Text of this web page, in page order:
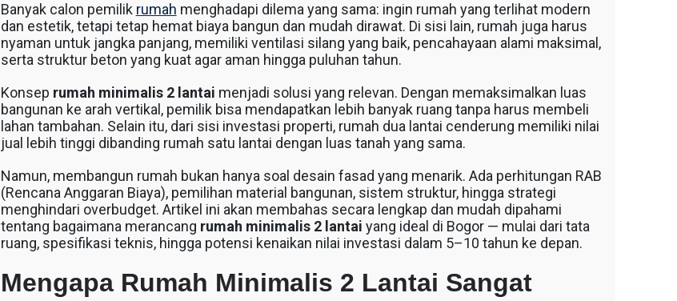
Banyak calon pemilik rumah menghadapi dilema yang sama: ingin rumah yang terlihat modern
dan estetik, tetapi tetap hemat biaya bangun dan mudah dirawat. Di sisi lain, rumah juga harus
nyaman untuk jangka panjang, memiliki ventilasi silang yang baik, pencahayaan alami maksimal,
serta struktur beton yang kuat agar aman hingga puluhan tahun.
Konsep rumah minimalis 2 lantai menjadi solusi yang relevan. Dengan memaksimalkan luas
bangunan ke arah vertikal, pemilik bisa mendapatkan lebih banyak ruang tanpa harus membeli
lahan tambahan. Selain itu, dari sisi investasi properti, rumah dua lantai cenderung memiliki nilai
jual lebih tinggi dibanding rumah satu lantai dengan luas tanah yang sama.
Namun, membangun rumah bukan hanya soal desain fasad yang menarik. Ada perhitungan RAB
(Rencana Anggaran Biaya), pemilihan material bangunan, sistem struktur, hingga strategi
menghindari overbudget. Artikel ini akan membahas secara lengkap dan mudah dipahami
tentang bagaimana merancang rumah minimalis 2 lantai yang ideal di Bogor — mulai dari tata
ruang, spesifikasi teknis, hingga potensi kenaikan nilai investasi dalam 5–10 tahun ke depan.
Mengapa Rumah Minimalis 2 Lantai Sangat